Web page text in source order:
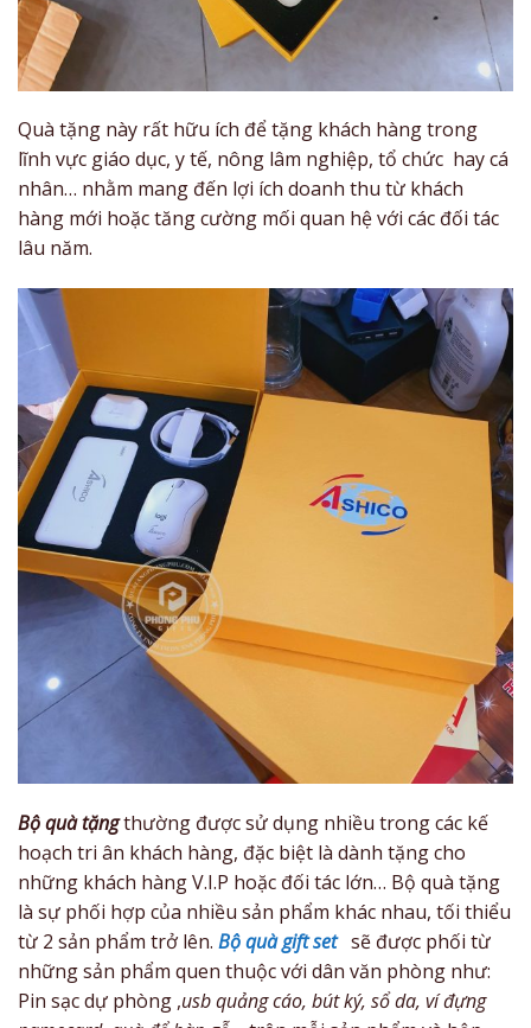
Quà tặng này rất hữu ích để tặng khách hàng trong
lĩnh vực giáo dục, y tế, nông lâm nghiệp, tổ chức hay cá
nhân… nhằm mang đến lợi ích doanh thu từ khách
hàng mới hoặc tăng cường mối quan hệ với các đối tác
lâu năm.
Bộ quà tặngthường được sử dụng nhiều trong các kế
hoạch tri ân khách hàng, đặc biệt là dành tặng cho
những khách hàng V.I.P hoặc đối tác lớn… Bộ quà tặng
là sự phối hợp của nhiều sản phẩm khác nhau, tối thiểu
từ 2 sản phẩm trở lên. Bộ quà gift set sẽ được phối từ
những sản phẩm quen thuộc với dân văn phòng như:
Pin sạc dự phòng ,usb quảng cáo, bút ký, sổ da, ví đựng